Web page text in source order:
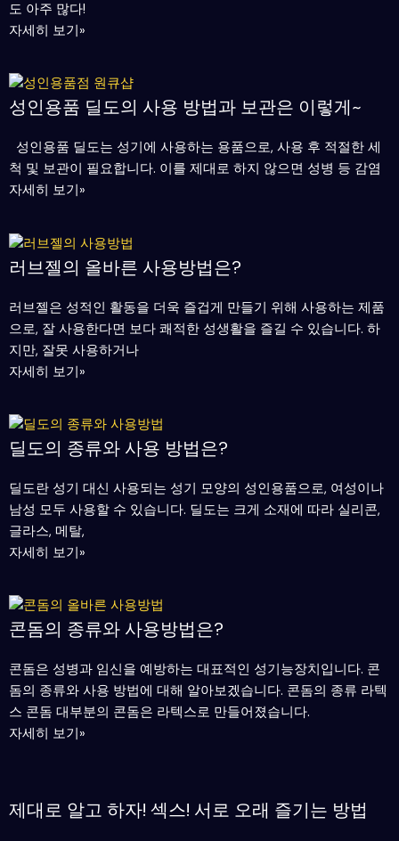
도 아주 많다!
자세히 보기»
성인용품 딜도의 사용 방법과 보관은 이렇게~
성인용품 딜도는 성기에 사용하는 용품으로, 사용 후 적절한 세
척 및 보관이 필요합니다. 이를 제대로 하지 않으면 성병 등 감염
자세히 보기»
러브젤의 올바른 사용방법은?
러브젤은 성적인 활동을 더욱 즐겁게 만들기 위해 사용하는 제품
으로, 잘 사용한다면 보다 쾌적한 성생활을 즐길 수 있습니다. 하
지만, 잘못 사용하거나
자세히 보기»
딜도의 종류와 사용 방법은?
딜도란 성기 대신 사용되는 성기 모양의 성인용품으로, 여성이나
남성 모두 사용할 수 있습니다. 딜도는 크게 소재에 따라 실리콘,
글라스, 메탈,
자세히 보기»
콘돔의 종류와 사용방법은?
콘돔은 성병과 임신을 예방하는 대표적인 성기능장치입니다. 콘
돔의 종류와 사용 방법에 대해 알아보겠습니다. 콘돔의 종류 라텍
스 콘돔 대부분의 콘돔은 라텍스로 만들어졌습니다.
자세히 보기»
제대로 알고 하자! 섹스! 서로 오래 즐기는 방법